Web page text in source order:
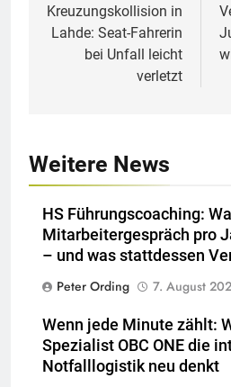
Kreuzungskollision in
Lahde: Seat-Fahrerin
bei Unfall leicht
verletzt
Weitere News
HS Führungscoaching:
Mitarbeitergespräch pro
– und was stattdessen
Peter Ording
7. August
Wenn jede Minute zählt:
Spezialist OBC ONE die
Notfalllogistik neu denkt